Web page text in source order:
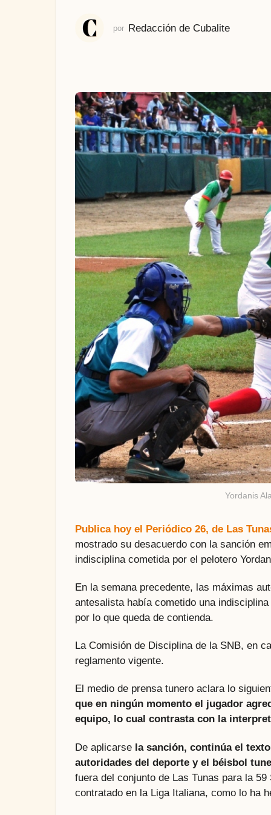
por Redacción de Cubalite
Yordanis
Publica hoy el Periódico 26, de Las
mostrado su desacuerdo con la sanción
indisciplina cometida por el pelotero
En la semana precedente, las máximas
antesalista había cometido una
por lo que queda de contienda.
La Comisión de Disciplina de la SNB, en
reglamento vigente.
El medio de prensa tunero aclara lo
que en ningún momento el jugador
equipo, lo cual contrasta con la
De aplicarse la sanción, continúa el
autoridades del deporte y el béisbol
fuera del conjunto de Las Tunas para la
contratado en la Liga Italiana, como lo ha